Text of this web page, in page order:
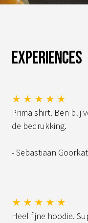
Experiences
★ ★ ★ ★ ★
Prima shirt. Ben blij
de bedrukking.
- Sebastiaan
★ ★ ★ ★ ★
Heel fijne hoodie.